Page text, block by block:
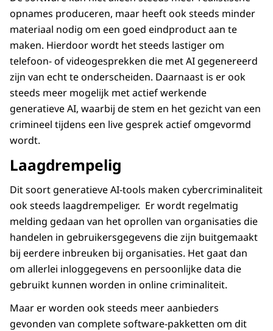
opnames produceren, maar heeft ook steeds minder
materiaal nodig om een goed eindproduct aan te
maken. Hierdoor wordt het steeds lastiger om
telefoon- of videogesprekken die met AI gegenereerd
zijn van echt te onderscheiden. Daarnaast is er ook
steeds meer mogelijk met actief werkende
generatieve AI, waarbij de stem en het gezicht van een
crimineel tijdens een live gesprek actief omgevormd
wordt.
Laagdrempelig
Dit soort generatieve AI-tools maken cybercriminaliteit
ook steeds laagdrempeliger. Er wordt regelmatig
melding gedaan van het oprollen van organisaties die
handelen in gebruikersgegevens die zijn buitgemaakt
bij eerdere inbreuken bij organisaties. Het gaat dan
om allerlei inloggegevens en persoonlijke data die
gebruikt kunnen worden in online criminaliteit.
Maar er worden ook steeds meer aanbieders
gevonden van complete software-pakketten om dit